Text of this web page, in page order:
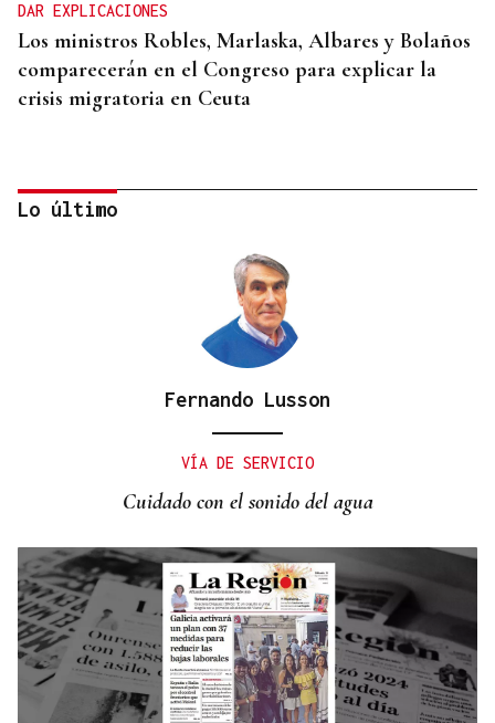
DAR EXPLICACIONES
Los ministros Robles, Marlaska, Albares y Bolaños
comparecerán en el Congreso para explicar la
crisis migratoria en Ceuta
El PSOE garantiza que Felipe VI visitará Ceuta
Lo último
Fernando Lusson
VÍA DE SERVICIO
Cuidado con el sonido del agua